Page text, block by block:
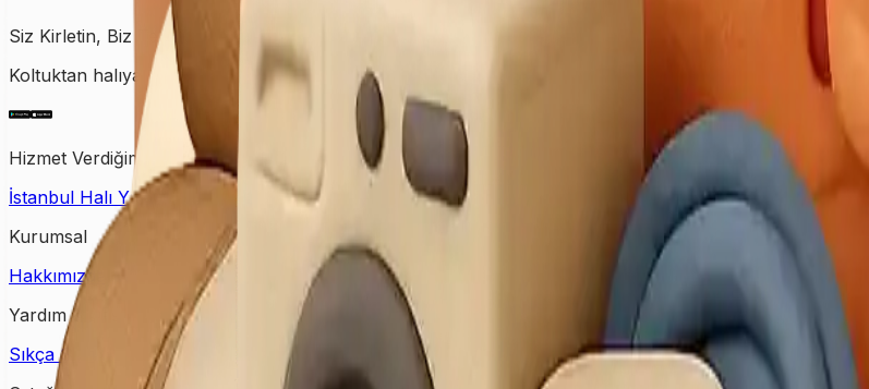
Siz Kirletin, Biz Temizleyelim!
Koltuktan halıya, perdeden yatağa kadar tüm temizlik ihtiyaçlarınızda Lekesepeti.com bir tıkla kapınızda!
Hizmet Verdiğimiz Bölgeler
İstanbul Halı Yıkama
Ankara Halı Yıkama Samsun Halı Yıkama Çorum Halı Yıkama Bursa Halı Yıkama
Kurumsal
Hakkımızda
Kampanyalar
Bloglar
Yardım & Destek
Sıkça Sorulan Sorular
Kişisel Verilerin Korunması Gizlilik Politikası
Çerez Politikası